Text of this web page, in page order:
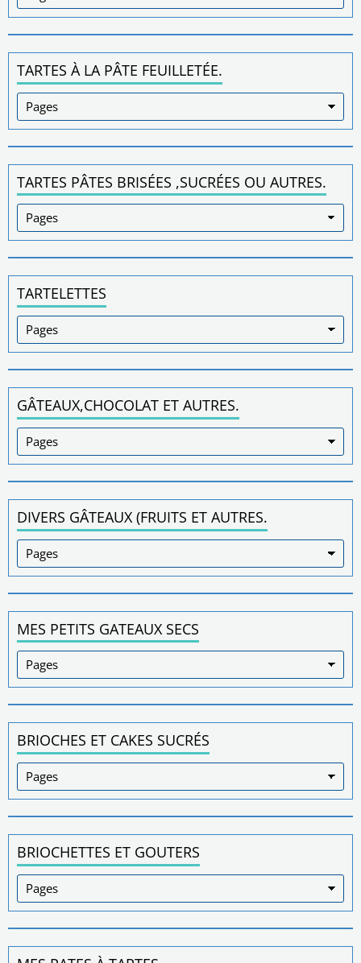
TARTES À LA PÂTE FEUILLETÉE.
TARTES PÂTES BRISÉES ,SUCRÉES OU AUTRES.
TARTELETTES
GÂTEAUX,CHOCOLAT ET AUTRES.
DIVERS GÂTEAUX (FRUITS ET AUTRES.
MES PETITS GATEAUX SECS
BRIOCHES ET CAKES SUCRÉS
BRIOCHETTES ET GOUTERS